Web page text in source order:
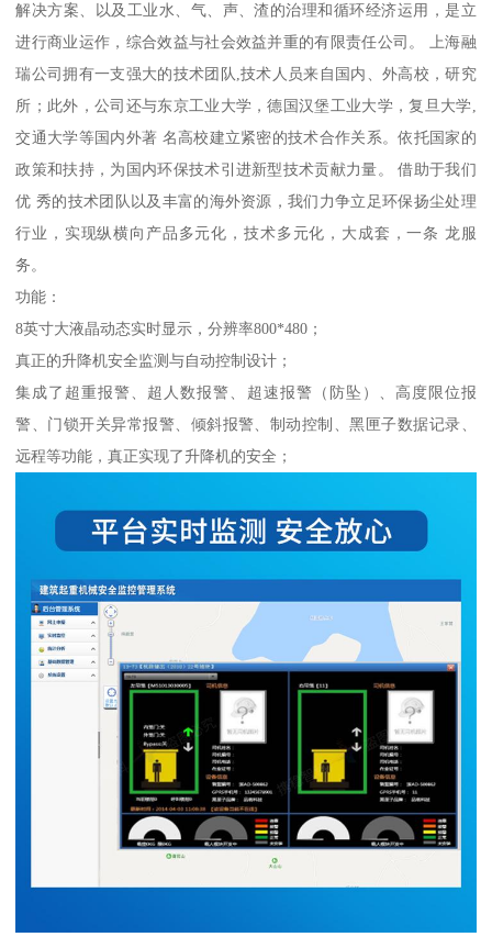
解决方案、以及工业水、气、声、渣的治理和循环经济运用，是立
进行商业运作，综合效益与社会效益并重的有限责任公司。 上海融
瑞公司拥有一支强大的技术团队,技术人员来自国内、外高校，研究
所；此外，公司还与东京工业大学，德国汉堡工业大学，复旦大学,
交通大学等国内外著 名高校建立紧密的技术合作关系。依托国家的
政策和扶持，为国内环保技术引进新型技术贡献力量。 借助于我们
优 秀的技术团队以及丰富的海外资源，我们力争立足环保扬尘处理
行业，实现纵横向产品多元化，技术多元化，大成套，一条 龙服
务。
功能：
8英寸大液晶动态实时显示，分辨率800*480；
真正的升降机安全监测与自动控制设计；
集成了超重报警、超人数报警、超速报警（防坠）、高度限位报
警、门锁开关异常报警、倾斜报警、制动控制、黑匣子数据记录、
远程等功能，真正实现了升降机的安全；